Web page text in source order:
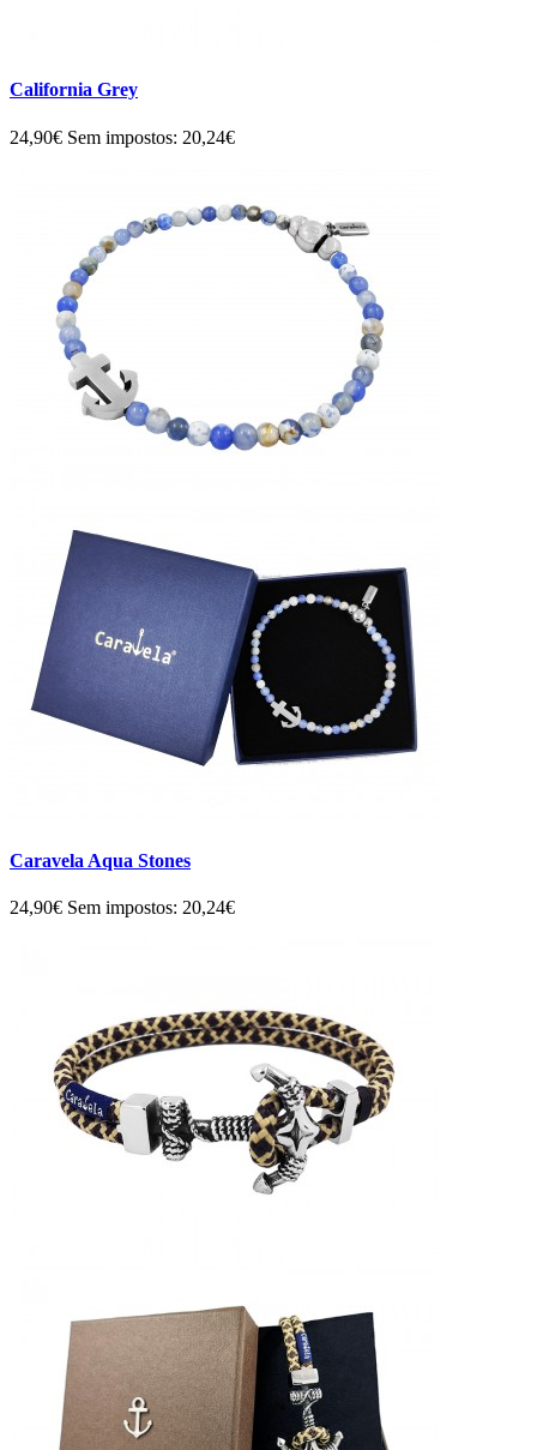
California Grey
24,90€ Sem impostos: 20,24€
Caravela Aqua Stones
24,90€ Sem impostos: 20,24€